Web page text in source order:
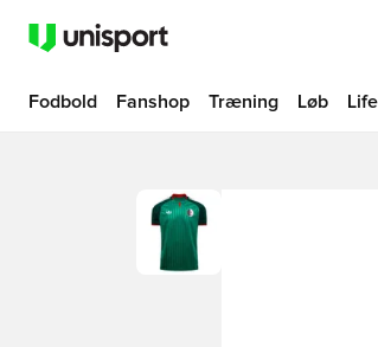
Fodbold Fanshop Træning Løb